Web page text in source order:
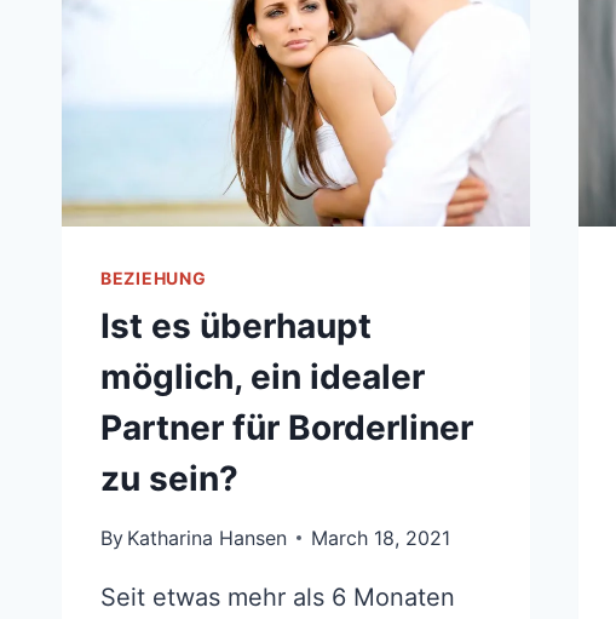
DICH
ZERSTÖRT
BEZIEHUNG
Ist es überhaupt
möglich, ein idealer
Partner für Borderliner
zu sein?
By Katharina Hansen March 18, 2021
Seit etwas mehr als 6 Monaten